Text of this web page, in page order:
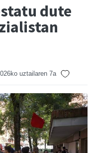
dute
uztailaren 7a